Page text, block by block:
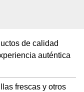
de calidad
auténtica
frescas y otros